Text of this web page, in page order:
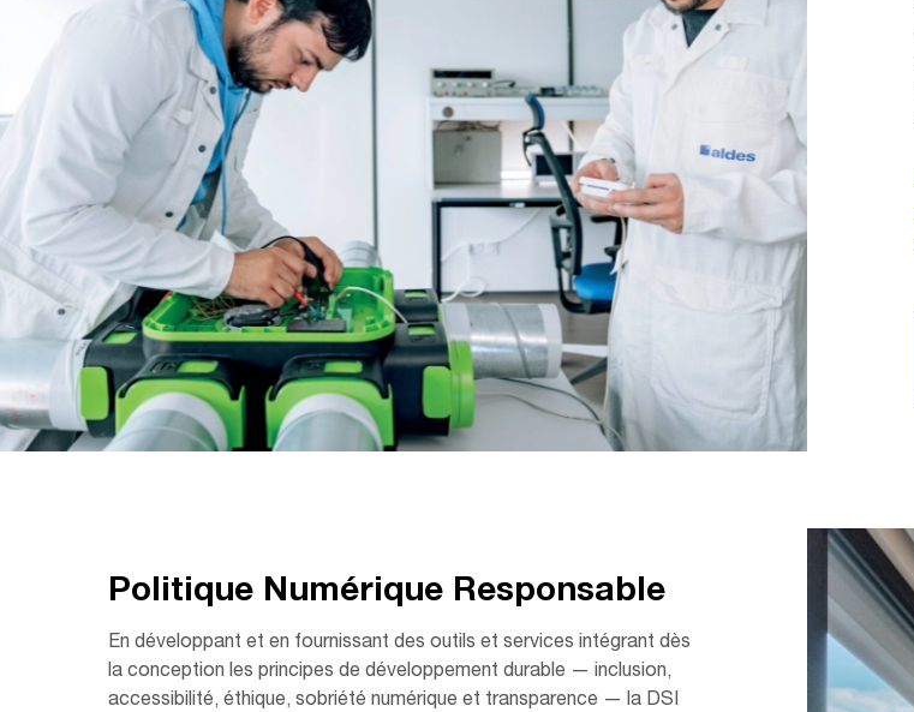
Politique Numérique Responsable
En développant et en fournissant des outils et services intégrant dès
la conception les principes de développement durable — inclusion,
accessibilité, éthique, sobriété numérique et transparence — la DSI